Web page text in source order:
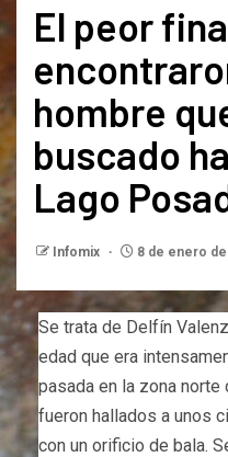
El peor
hombre
buscado
Lago
Infomix 8 de enero
Se trata de Delfín
edad que era
pasada en la zona norte
fueron hallados a unos
con un orificio de bala.